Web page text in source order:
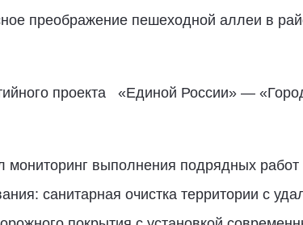
преображение пешеходной аллеи в
проекта «Единой России» —
мониторинг выполнения подрядных
санитарная очистка территории с